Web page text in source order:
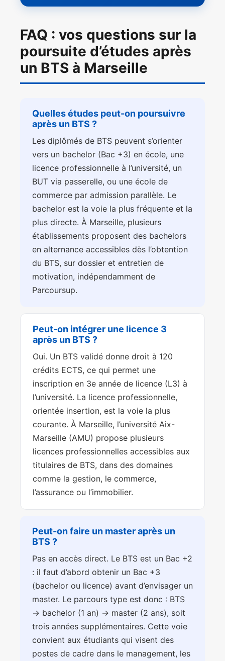
FAQ : vos questions sur la
poursuite d’études après
un BTS à Marseille
Quelles études peut-on poursuivre
après un BTS ?
Les diplômés de BTS peuvent s’orienter
vers un bachelor (Bac +3) en école, une
licence professionnelle à l’université, un
BUT via passerelle, ou une école de
commerce par admission parallèle. Le
bachelor est la voie la plus fréquente et la
plus directe. À Marseille, plusieurs
établissements proposent des bachelors
en alternance accessibles dès l’obtention
du BTS, sur dossier et entretien de
motivation, indépendamment de
Parcoursup.
Peut-on intégrer une licence 3
après un BTS ?
Oui. Un BTS validé donne droit à 120
crédits ECTS, ce qui permet une
inscription en 3e année de licence (L3) à
l’université. La licence professionnelle,
orientée insertion, est la voie la plus
courante. À Marseille, l’université Aix-
Marseille (AMU) propose plusieurs
licences professionnelles accessibles aux
titulaires de BTS, dans des domaines
comme la gestion, le commerce,
l’assurance ou l’immobilier.
Peut-on faire un master après un
BTS ?
Pas en accès direct. Le BTS est un Bac +2
: il faut d’abord obtenir un Bac +3
(bachelor ou licence) avant d’envisager un
master. Le parcours type est donc : BTS
→ bachelor (1 an) → master (2 ans), soit
trois années supplémentaires. Cette voie
convient aux étudiants qui visent des
postes de cadre dans le management, les